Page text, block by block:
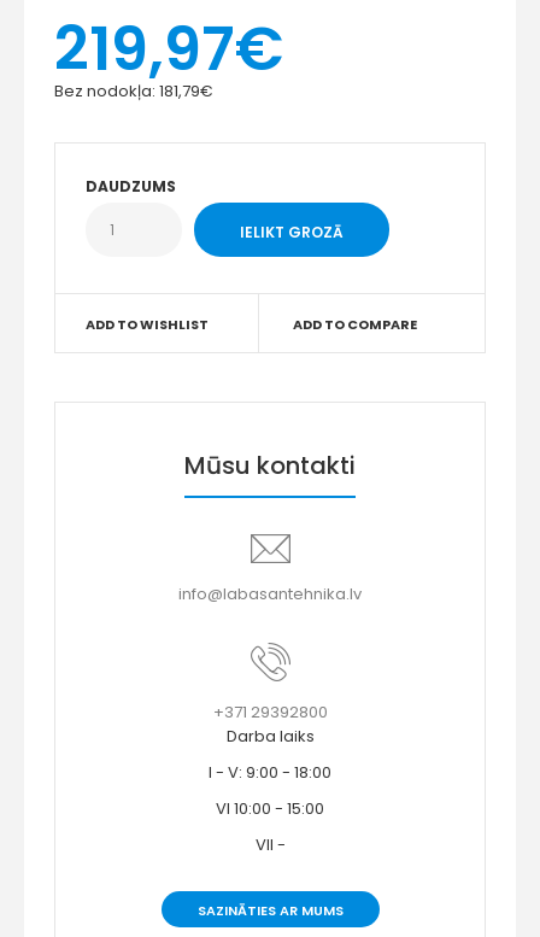
219,97€
Bez nodokļa: 181,79€
DAUDZUMS
ADD TO WISHLIST ADD TO COMPARE
Mūsu kontakti
info@labasantehnika.lv
+371 29392800
Darba laiks
I - V: 9:00 - 18:00
VI 10:00 - 15:00
VII -
SAZINĀTIES AR MUMS